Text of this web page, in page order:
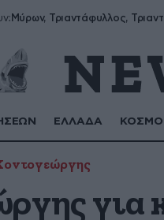
ΕΛΛΑΔΑ
για